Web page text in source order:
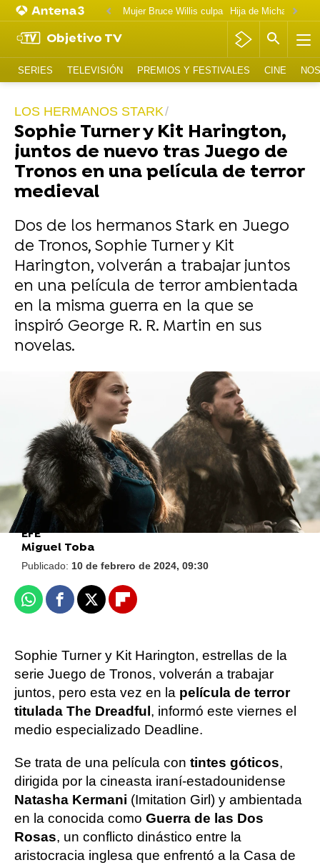
Mujer Bruce Willis culpa
Objetivo TV
SERIES TELEVISIÓN PREMIOS Y FESTIVALES CINE
LOS HERMANOS STARK
Sophie Turner y Kit Harington,
juntos de nuevo tras Juego de
Tronos en una película de terror
medieval
Dos de los hermanos Stark en Juego
de Tronos, Sophie Turner y Kit
Harington, volverán a trabajar juntos
en una película de terror ambientada
en la misma guerra en la que se
inspiró George R. R. Martin en sus
novelas.
Kit Harington se sincera sobre el trastorno
que sufre y cómo el final de Juego de Tronos
empeoró su alcoholismo
EFE
Miguel Toba
Publicado: 10 de febrero de 2024, 09:30
WhatsappFacebook
X Flipboard
Sophie Turner y Kit Harington, estrellas de la
serie Juego de Tronos, volverán a trabajar
juntos, pero esta vez en la película de terror
titulada The Dreadful , informó este viernes el
medio especializado Deadline.
Se trata de una película con tintes góticos,
dirigida por la cineasta iraní-estadounidense
Natasha Kermani (Imitation Girl) y ambientada
en la conocida como Guerra de las Dos
Rosas, un conflicto dinástico entre la
aristocracia inglesa que enfrentó a la Casa de